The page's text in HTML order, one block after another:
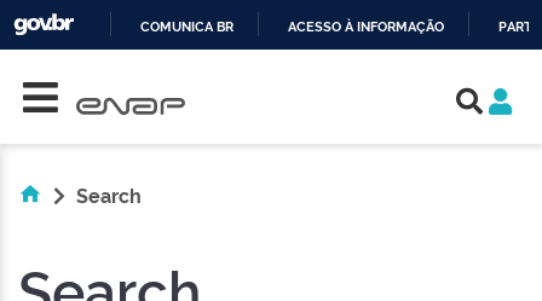
COMUNICA BR ACESSO À INFORMAÇÃO
Search